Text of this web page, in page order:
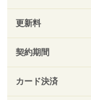
更新料
契約期間
カード決済